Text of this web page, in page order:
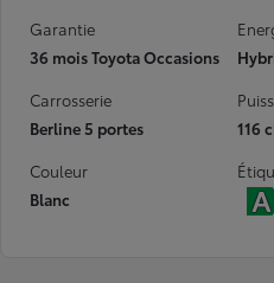
Garantie
36 mois Toyota Occasions
Carrosserie
Berline 5 portes
116
Couleur
Blanc